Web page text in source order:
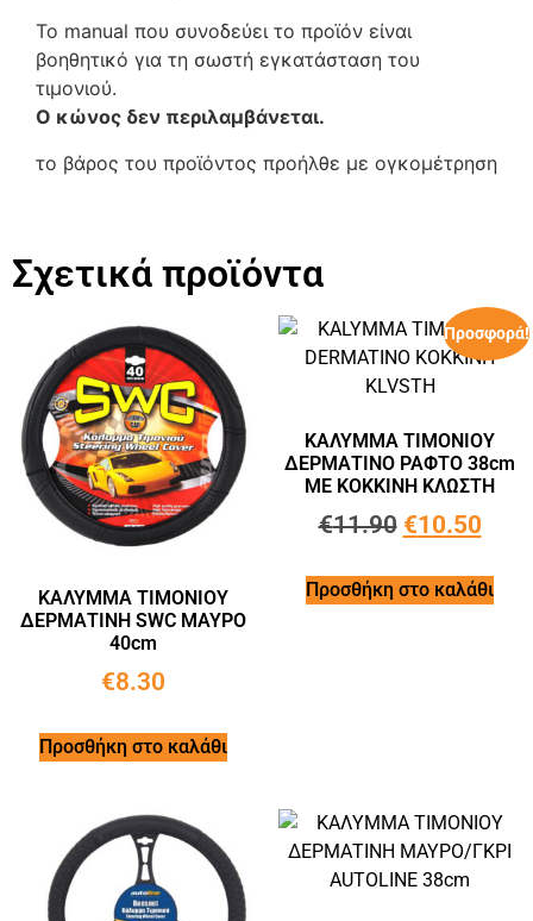
Το manual που συνοδεύει το προϊόν είναι
βοηθητικό για τη σωστή εγκατάσταση του
τιμονιού.
Ο κώνος δεν περιλαμβάνεται.
το βάρος του προϊόντος προήλθε με ογκομέτρηση
Σχετικά προϊόντα
ΚΑΛΥΜΜΑ ΤΙΜΟΝΙΟΥ
ΔΕΡΜΑΤΙΝΗ SWC ΜΑΥΡΟ
40cm
€8.30
Προσθήκη στο καλάθι
Προσφορά!
ΚΑΛΥΜΜΑ ΤΙΜΟΝΙΟΥ
ΔΕΡΜΑΤΙΝΟ ΡΑΦΤΟ 38cm
ΜΕ ΚΟΚΚΙΝΗ ΚΛΩΣΤΗ
€11.90 €10.50
Προσθήκη στο καλάθι